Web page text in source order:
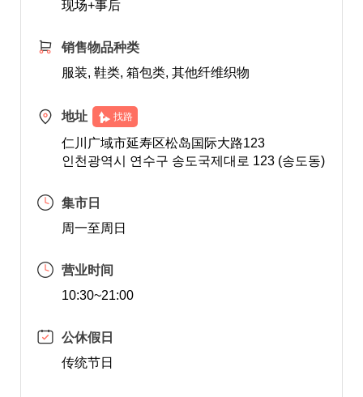
现场+事后
销售物品种类
服装, 鞋类, 箱包类, 其他纤维织物
地址 找路
仁川广域市延寿区松岛国际大路123
인천광역시 연수구 송도국제대로 123 (송도동)
集市日
周一至周日
营业时间
10:30~21:00
公休假日
传统节日